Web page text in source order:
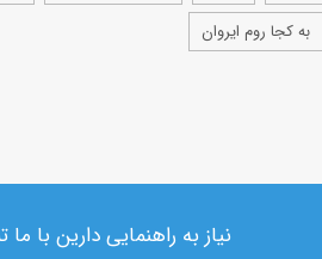
به کجا روم ایروان
نیاز به راهنمایی دارین با